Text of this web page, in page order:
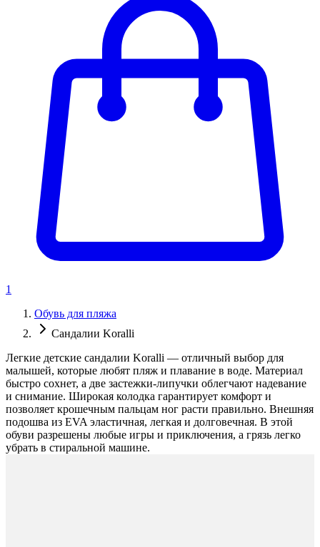
1
Обувь для пляжа
Сандалии Koralli
Легкие детские сандалии Koralli — отличный выбор для
малышей, которые любят пляж и плавание в воде. Материал
быстро сохнет, а две застежки-липучки облегчают надевание
и снимание. Широкая колодка гарантирует комфорт и
позволяет крошечным пальцам ног расти правильно. Внешняя
подошва из EVA эластичная, легкая и долговечная. В этой
обуви разрешены любые игры и приключения, а грязь легко
убрать в стиральной машине.